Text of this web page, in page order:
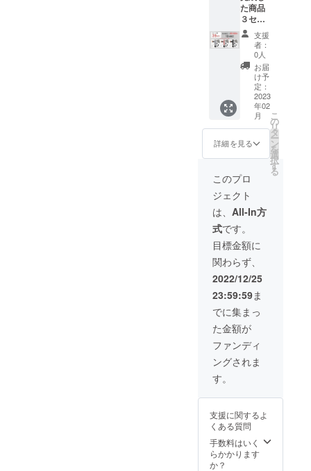
都合及
びロジ
ステッ
ク等に
より出
荷時期
が遅れ
る場合
があり
ます。
応援購
入によ
り量産
効率が
向上し
た場
合、正
規販売
価格が
販売予
定価格
より下
がる可
ます。
※ご注文
状況、
製造工
程上の
都合及
びロジ
ステッ
ク等に
より出
荷時期
が遅れ
る場合
があり
ます。
た商品
３セッ
ト
「ヒー
ティン
ヘッド
付」(カ
ラー選
択可能)
一般販
売予定
価格
52,500
円税込
→39%
OFF
32,000
円税込/
送料込
※皆様の
応援購
入によ
り量産
効率が
向上し
た場
合、正
規販売
価格が
販売予
定価格
より下
がる可
ます。
状況、
製造工
程上の
都合及
びロジ
支援
者：
0人
お届
け予
定：
2023
年02
月
詳細を見る
こ
の
リ
タ
ー
ン
を
選
択
す
る
このプロ
ジェクト
は、 All-In方
式です。
目標金額に
関わらず、
2022/12/25
23:59:59ま
でに集まっ
た金額が
ファンディ
ングされま
す。
支援に関するよ
くある質問
手数料はいく
らかかります
か？